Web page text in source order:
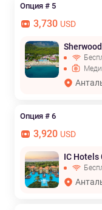
Опция # 5
3,730 USD
Опция # 6
3,920 USD
IC Hotels